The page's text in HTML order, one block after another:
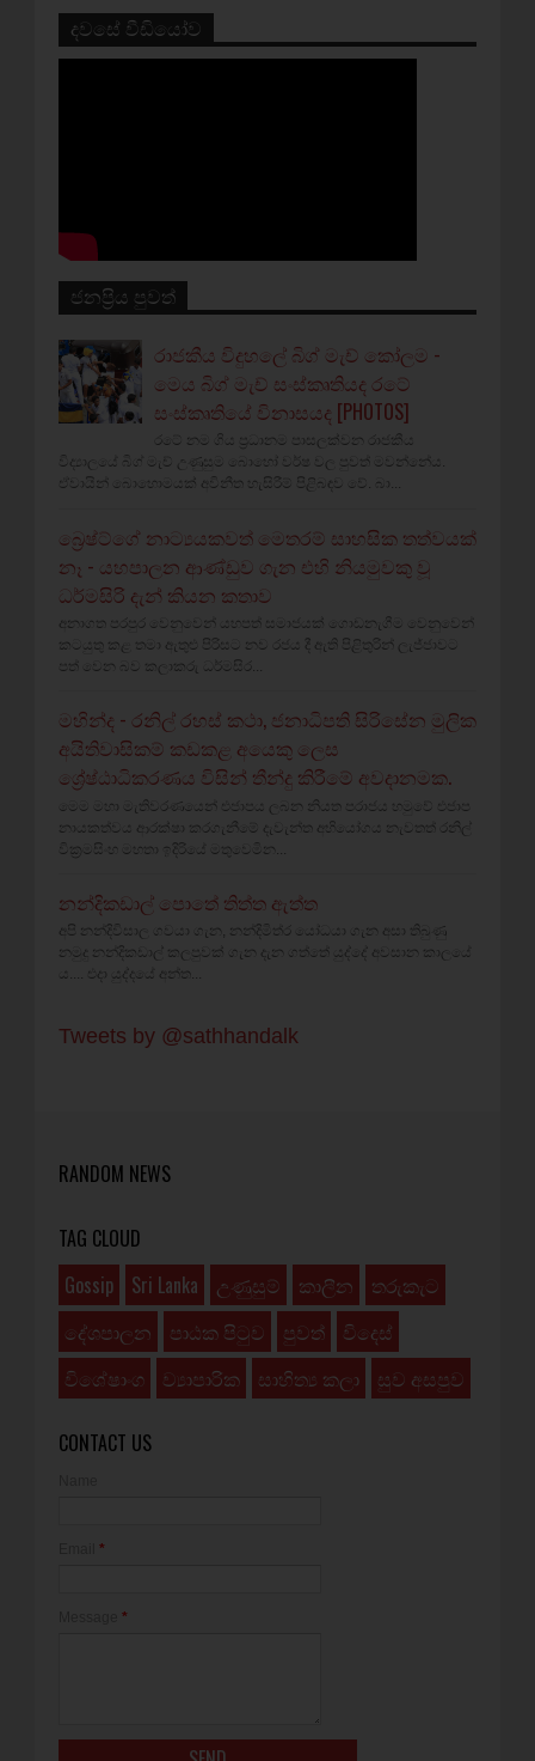
දවසේ වීඩියෝව
ජනප්‍රිය පුවත්
රාජකීය විදුහලේ බිග් මැච් කෝලම -
මෙය බිග් මැච් සංස්කෘතියද රටේ
සංස්කෘතියේ විනාසයද [PHOTOS]
රටේ නම ගිය ප්‍රධානම පාසලක්වන රාජකීය
විද්‍යාලයේ බිග් මැච් උණුසුම බොහෝ වර්ෂ වල පුවත් මවන්නේය.
ඒවායින් බොහොමයක් අවිනීත හැසිරීම් පිළිබඳව වේ. බා...
බ්‍රෙෂ්ට්ගේ නාට්‍යයකවත් මෙතරම් සාහසික තත්වයක්
නෑ - යහපාලන ආණ්ඩුව ගැන එහි නියමුවකු වූ
ධර්මසිරි දැන් කියන කතාව
අනාගත පරපුර වෙනුවෙන් යහපත් සමාජයක් ගොඩනැගීම වෙනුවෙන්
කටයුතු කළ තමා ඇතුළු පිරිසට නව රජය දී ඇති පිළිතුරින් ලැජ්ජාවට
පත් වෙන බව කලාකරු ධර්මසිර...
මහින්ද - රනිල් රහස් කථා, ජනාධිපති සිරිසේන මුලික
අයිතිවාසිකම් කඩකළ අයෙකු ලෙස
ශ්‍රේෂ්ඨාධිකරණය විසින් තීන්දු කිරීමේ අවදානමක.
මෙම මහා මැතිවරණයෙන් එජාපය ලබන නියත පරාජය හමුවේ එජාප
නායකත්වය ආරක්ෂා කරගැනීමේ දැවැන්ත අභියෝගය නැවතත් රනිල්
වික්‍රමසිංහ මහතා ඉදිරියේ මතුවෙමින...
නන්දිකඩාල් පොතේ තිත්ත ඇත්ත
අපි නන්දිවිසාල ගවයා ගැන, නන්දිමිත්ර යෝධයා ගැන අසා තිබුණු
නමුදු නන්දිකඩාල් කලපුවක් ගැන දැන ගත්තේ යුද්දේ අවසාන කාලයේ
ය.... එදා යුද්දයේ අන්ත...
Tweets by @sathhandalk
RANDOM NEWS
TAG CLOUD
Gossip
Sri Lanka උණුසුම් කාලීන
තරුකැට
දේශපාලන
පාඨක පිටුව පුවත්
විදෙස්
විශේෂාංග
ව්‍යාපාරික සාහිත්‍ය කලා සුව අසපුව
CONTACT US
*
*